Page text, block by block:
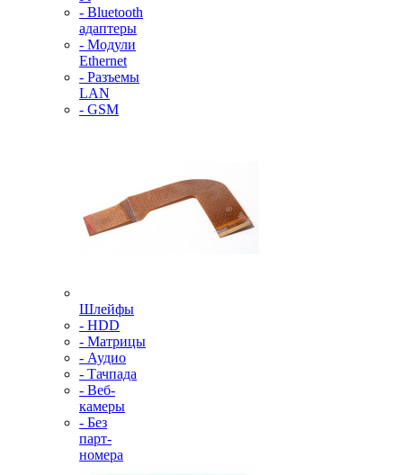
- Bluetooth
адаптеры
- Модули
Ethernet
- Разъемы
LAN
- GSM
Шлейфы
- HDD
- Матрицы
- Аудио
- Тачпада
- Веб-
камеры
- Без
парт-
номера